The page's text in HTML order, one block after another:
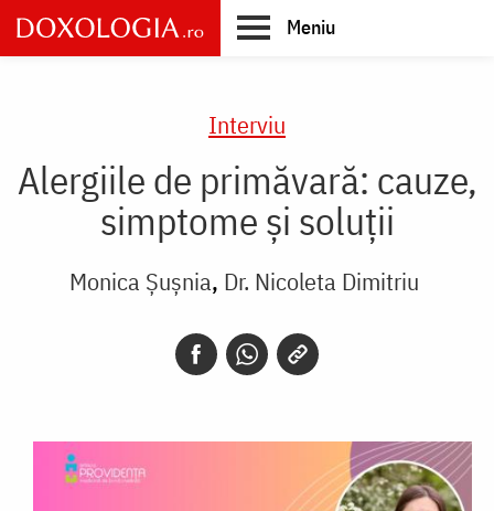
Skip
to
main
Meniu
Interviu
Alergiile de primăvară: cauze,
simptome și soluții
Monica Șușnia Dr. Nicoleta Dimitriu